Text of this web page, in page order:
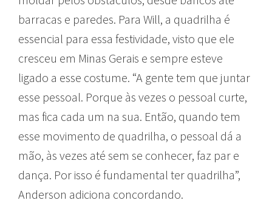
barracas e paredes. Para Will, a quadrilha é
essencial para essa festividade, visto que ele
cresceu em Minas Gerais e sempre esteve
ligado a esse costume. “A gente tem que juntar
esse pessoal. Porque às vezes o pessoal curte,
mas fica cada um na sua. Então, quando tem
esse movimento de quadrilha, o pessoal dá a
mão, às vezes até sem se conhecer, faz par e
dança. Por isso é fundamental ter quadrilha”,
Anderson adiciona concordando.